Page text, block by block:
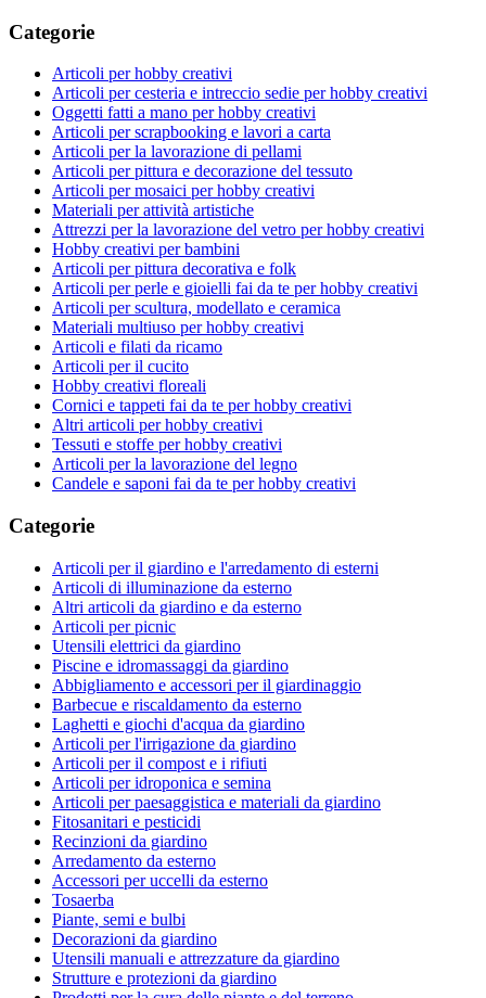
Categorie
Articoli per hobby creativi
Articoli per cesteria e intreccio sedie per hobby creativi
Oggetti fatti a mano per hobby creativi
Articoli per scrapbooking e lavori a carta
Articoli per la lavorazione di pellami
Articoli per pittura e decorazione del tessuto
Articoli per mosaici per hobby creativi
Materiali per attività artistiche
Attrezzi per la lavorazione del vetro per hobby creativi
Hobby creativi per bambini
Articoli per pittura decorativa e folk
Articoli per perle e gioielli fai da te per hobby creativi
Articoli per scultura, modellato e ceramica
Materiali multiuso per hobby creativi
Articoli e filati da ricamo
Articoli per il cucito
Hobby creativi floreali
Cornici e tappeti fai da te per hobby creativi
Altri articoli per hobby creativi
Tessuti e stoffe per hobby creativi
Articoli per la lavorazione del legno
Candele e saponi fai da te per hobby creativi
Categorie
Articoli per il giardino e l'arredamento di esterni
Articoli di illuminazione da esterno
Altri articoli da giardino e da esterno
Articoli per picnic
Utensili elettrici da giardino
Piscine e idromassaggi da giardino
Abbigliamento e accessori per il giardinaggio
Barbecue e riscaldamento da esterno
Laghetti e giochi d'acqua da giardino
Articoli per l'irrigazione da giardino
Articoli per il compost e i rifiuti
Articoli per idroponica e semina
Articoli per paesaggistica e materiali da giardino
Fitosanitari e pesticidi
Recinzioni da giardino
Arredamento da esterno
Accessori per uccelli da esterno
Tosaerba
Piante, semi e bulbi
Decorazioni da giardino
Utensili manuali e attrezzature da giardino
Strutture e protezioni da giardino